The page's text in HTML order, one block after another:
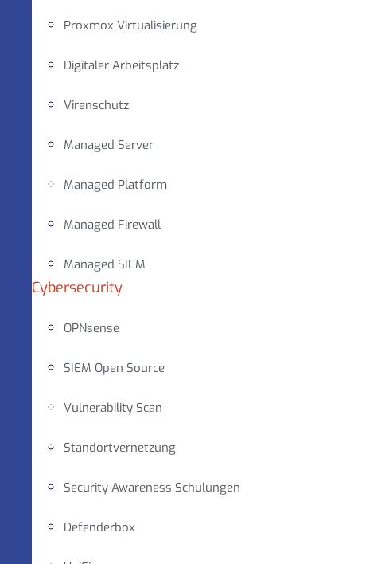
Proxmox Virtualisierung
Digitaler Arbeitsplatz
Virenschutz
Managed Server
Managed Platform
Managed Firewall
Managed SIEM
Cybersecurity
OPNsense
SIEM Open Source
Vulnerability Scan
Standortvernetzung
Security Awareness Schulungen
Defenderbox